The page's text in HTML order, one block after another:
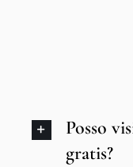
Posso
gratis?